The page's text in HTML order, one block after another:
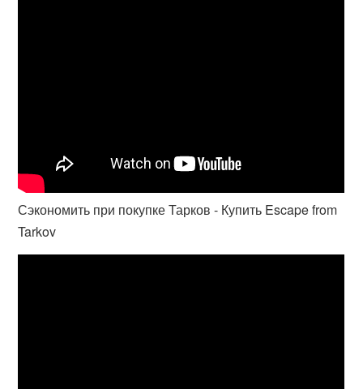
Сэкономить при покупке Тарков - Купить Escape from
Tarkov